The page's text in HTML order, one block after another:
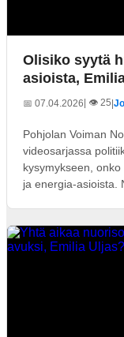
Olisiko syytä
asioista,
📅 07.04.2026| 👁️ 25
Pohjolan Voiman
videosarjassa
kysymykseen,
ja energia-asioista.